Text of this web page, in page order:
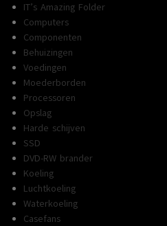
IT’s Amazing Folder
Computers
Componenten
Behuizingen
Voedingen
Moederborden
Processoren
Opslag
Harde schijven
SSD
DVD-RW brander
Koeling
Luchtkoeling
Waterkoeling
Casefans